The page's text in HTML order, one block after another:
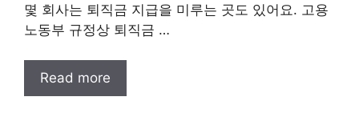
몇 회사는 퇴직금 지급을 미루는 곳도 있어요. 고용
노동부 규정상 퇴직금 …
Read more